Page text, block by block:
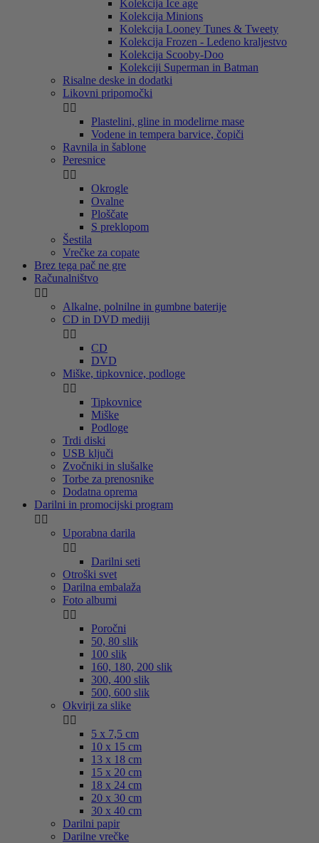
Kolekcija Ice age
Kolekcija Minions
Kolekcija Looney Tunes & Tweety
Kolekcija Frozen - Ledeno kraljestvo
Kolekcija Scooby-Doo
Kolekciji Superman in Batman
Risalne deske in dodatki
Likovni pripomočki
 
Plastelini, gline in modelirne mase
Vodene in tempera barvice, čopiči
Ravnila in šablone
Peresnice
 
Okrogle
Ovalne
Ploščate
S preklopom
Šestila
Vrečke za copate
Brez tega pač ne gre
Računalništvo
 
Alkalne, polnilne in gumbne baterije
CD in DVD mediji
 
CD
DVD
Miške, tipkovnice, podloge
 
Tipkovnice
Miške
Podloge
Trdi diski
USB ključi
Zvočniki in slušalke
Torbe za prenosnike
Dodatna oprema
Darilni in promocijski program
 
Uporabna darila
 
Darilni seti
Otroški svet
Darilna embalaža
Foto albumi
 
Poročni
50, 80 slik
100 slik
160, 180, 200 slik
300, 400 slik
500, 600 slik
Okvirji za slike
 
5 x 7,5 cm
10 x 15 cm
13 x 18 cm
15 x 20 cm
18 x 24 cm
20 x 30 cm
30 x 40 cm
Darilni papir
Darilne vrečke